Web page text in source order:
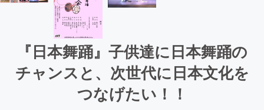
『日本舞踊』子供達に日本舞踊の
チャンスと、次世代に日本文化を
つなげたい！！